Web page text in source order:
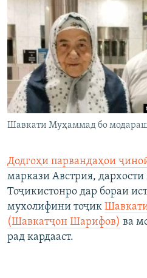
Шавкати Муҳаммад бо
Додгоҳи парвандаҳои
маркази Австрия,
Тоҷикистонро дар бораи
мухолифини тоҷик
(Шавкатҷон Шарифов) ва
рад кардааст.